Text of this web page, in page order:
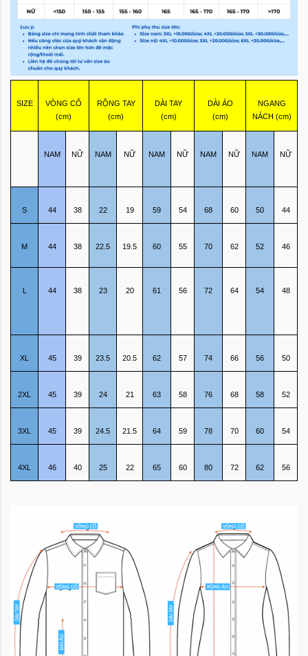
SIZE
VÒNG CỔ
(cm)
RỘNG TAY
(cm)
DÀI TAY
(cm)
DÀI ÁO
(cm)
NGANG
NÁCH (cm)
NAM NỮ NAM NỮ NAM NỮ NAM NỮ NAM NỮ
S 44 38 22 19 59 54 68 60 50 44
M 44 38 22.5 19.5 60 55 70 62 52 46
L 44 38 23 20 61 56 72 64 54 48
XL 45 39 23.5 20.5 62 57 74 66 56 50
2XL 45 39 24 21 63 58 76 68 58 52
3XL 45 39 24.5 21.5 64 59 78 70 60 54
4XL 46 40 25 22 65 60 80 72 62 56